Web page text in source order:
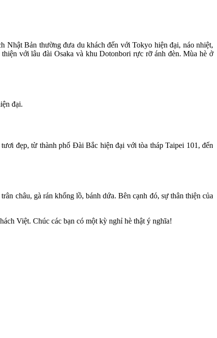
Nhật Bản thường đưa du khách đến với Tokyo hiện đại, náo nhiệt,
với lâu đài Osaka và khu Dotonbori rực rỡ ánh đèn. Mùa hè ở
đại.
đẹp, từ thành phố Đài Bắc hiện đại với tòa tháp Taipei 101, đến
châu, gà rán khổng lồ, bánh dứa. Bên cạnh đó, sự thân thiện của
Việt. Chúc các bạn có một kỳ nghỉ hè thật ý nghĩa!